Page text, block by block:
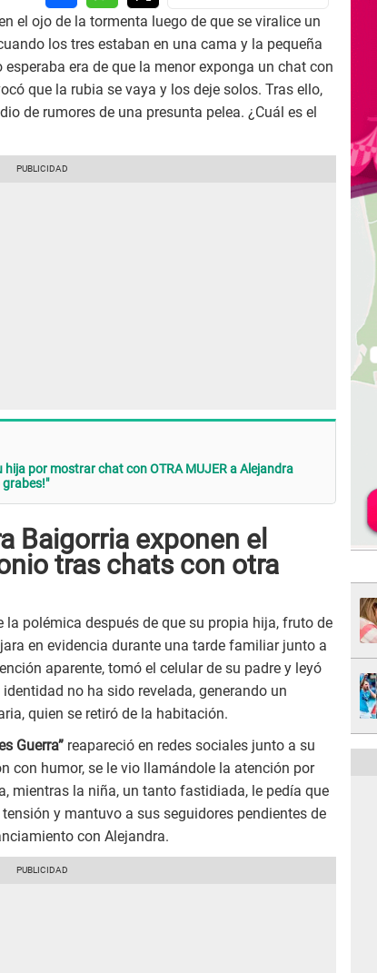
el ojo de la tormenta luego de que se viralice un
los tres estaban en una cama y la pequeña
esperaba era de que la menor exponga un chat con
que la rubia se vaya y los deje solos. Tras ello,
de rumores de una presunta pelea. ¿Cuál es el
hija por mostrar chat con OTRA MUJER a Alejandra
grabes!"
Baigorria exponen el
tras chats con otra
la polémica después de que su propia hija, fruto de
en evidencia durante una tarde familiar junto a
aparente, tomó el celular de su padre y leyó
no ha sido revelada, generando un
quien se retiró de la habitación.
Guerra” reapareció en redes sociales junto a su
con humor, se le vio llamándole la atención por
mientras la niña, un tanto fastidiada, le pedía que
y mantuvo a sus seguidores pendientes de
con Alejandra.